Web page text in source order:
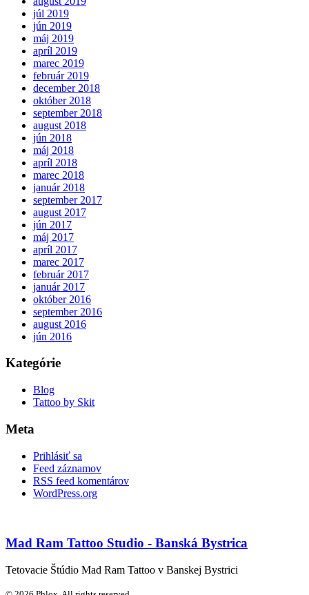
júl 2019
jún 2019
máj 2019
apríl 2019
marec 2019
február 2019
december 2018
október 2018
september 2018
august 2018
jún 2018
máj 2018
apríl 2018
marec 2018
január 2018
september 2017
august 2017
jún 2017
máj 2017
apríl 2017
marec 2017
február 2017
január 2017
október 2016
september 2016
august 2016
jún 2016
Kategórie
Blog
Tattoo by Skit
Meta
Prihlásiť sa
Feed záznamov
RSS feed komentárov
WordPress.org
Mad Ram Tattoo Studio - Banská Bystrica
Tetovacie Štúdio Mad Ram Tattoo v Banskej Bystrici